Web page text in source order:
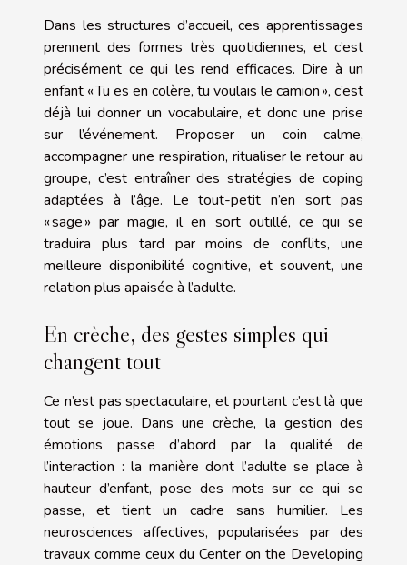
Dans les structures d’accueil, ces apprentissages
prennent des formes très quotidiennes, et c’est
précisément ce qui les rend efficaces. Dire à un
enfant « Tu es en colère, tu voulais le camion », c’est
déjà lui donner un vocabulaire, et donc une prise
sur l’événement. Proposer un coin calme,
accompagner une respiration, ritualiser le retour au
groupe, c’est entraîner des stratégies de coping
adaptées à l’âge. Le tout-petit n’en sort pas
« sage » par magie, il en sort outillé, ce qui se
traduira plus tard par moins de conflits, une
meilleure disponibilité cognitive, et souvent, une
relation plus apaisée à l’adulte.
En crèche, des gestes simples qui
changent tout
Ce n’est pas spectaculaire, et pourtant c’est là que
tout se joue. Dans une crèche, la gestion des
émotions passe d’abord par la qualité de
l’interaction : la manière dont l’adulte se place à
hauteur d’enfant, pose des mots sur ce qui se
passe, et tient un cadre sans humilier. Les
neurosciences affectives, popularisées par des
travaux comme ceux du Center on the Developing